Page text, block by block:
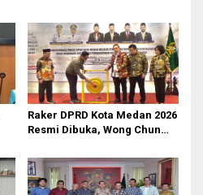
Raker DPRD Kota Medan 2026
Resmi Dibuka, Wong Chun
Digital